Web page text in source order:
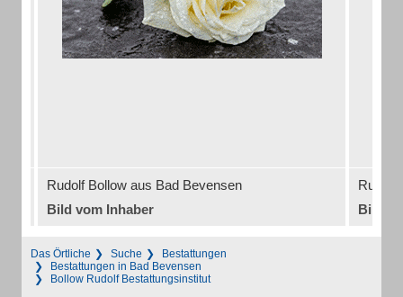
Rudolf Bollow aus Bad Bevensen
Bild vom Inhaber
Rudolf
Bild
Das Örtliche Suche
Bestattungen
Bestattungen in Bad Bevensen
Bollow Rudolf Bestattungsinstitut